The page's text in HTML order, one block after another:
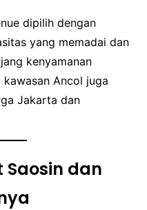
dipilih dengan
yang memadai dan
kenyamanan
Ancol juga
Jakarta dan
Saosin dan